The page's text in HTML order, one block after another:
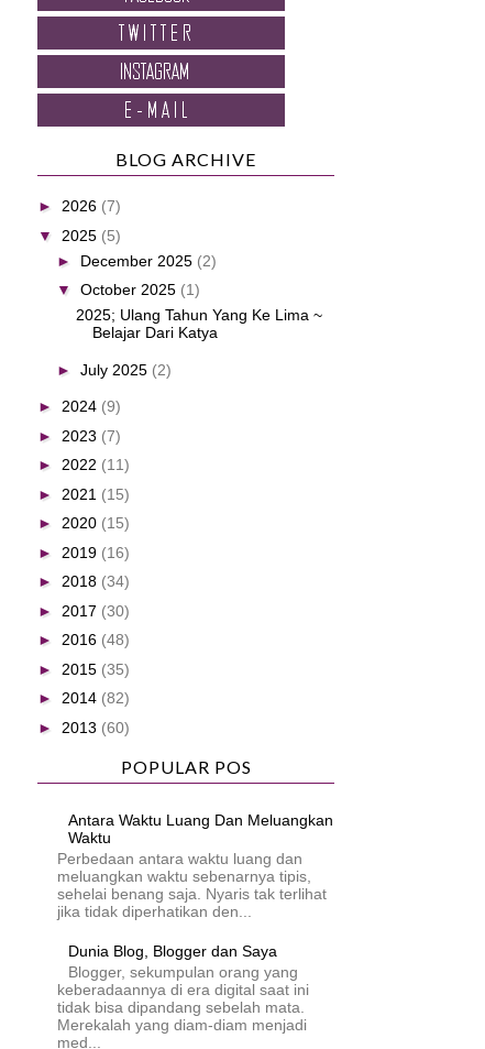
BLOG ARCHIVE
► 2026 (7)
▼ 2025 (5)
► December 2025 (2)
▼ October 2025 (1)
2025; Ulang Tahun Yang Ke Lima ~
Belajar Dari Katya
► July 2025 (2)
► 2024 (9)
► 2023 (7)
► 2022 (11)
► 2021 (15)
► 2020 (15)
► 2019 (16)
► 2018 (34)
► 2017 (30)
► 2016 (48)
► 2015 (35)
► 2014 (82)
► 2013 (60)
POPULAR POS
Antara Waktu Luang Dan Meluangkan
Waktu
Perbedaan antara waktu luang dan
meluangkan waktu sebenarnya tipis,
sehelai benang saja. Nyaris tak terlihat
jika tidak diperhatikan den...
Dunia Blog, Blogger dan Saya
Blogger, sekumpulan orang yang
keberadaannya di era digital saat ini
tidak bisa dipandang sebelah mata.
Merekalah yang diam-diam menjadi
med...